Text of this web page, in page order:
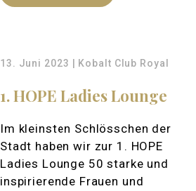
13. Juni 2023 | Kobalt Club Royal
1. HOPE Ladies Lounge
Im kleinsten Schlösschen der
Stadt haben wir zur 1. HOPE
Ladies Lounge 50 starke und
inspirierende Frauen und